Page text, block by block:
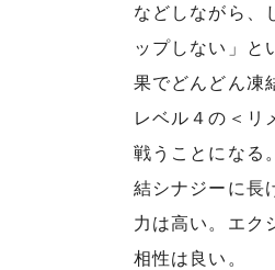
などしながら、
ップしない」と
果でどんどん凍
レベル４の＜リ
戦うことになる
結シナジーに長
力は高い。エク
相性は良い。